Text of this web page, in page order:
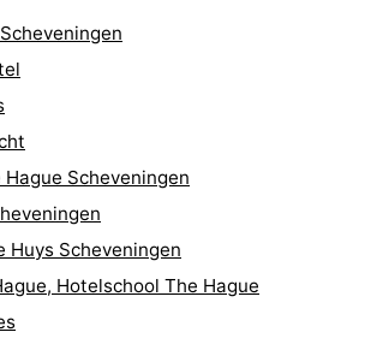
Hague Scheveningen
Huys Scheveningen
Hotelschool The Hague